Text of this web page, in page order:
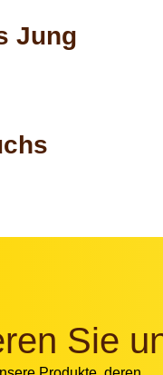
Jung
Sie